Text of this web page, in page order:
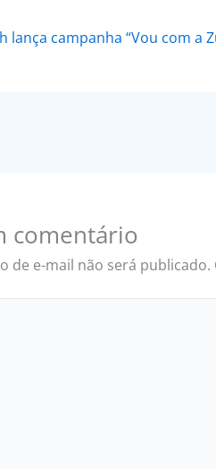
lança campanha “Vou com a
comentário
de e-mail não será publicado.